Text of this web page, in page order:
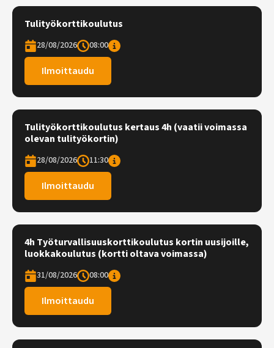
Tulityökorttikoulutus
28/08/2026 08:00
Ilmoittaudu
Tulityökorttikoulutus kertaus 4h (vaatii voimassa
olevan tulityökortin)
28/08/2026 11:30
Ilmoittaudu
4h Työturvallisuuskorttikoulutus kortin uusijoille,
luokkakoulutus (kortti oltava voimassa)
31/08/2026 08:00
Ilmoittaudu